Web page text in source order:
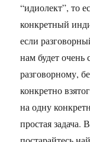
“идиолект”, то
конкретный
если
нам будет очень
разговорному,
конкретно
на одну
простая